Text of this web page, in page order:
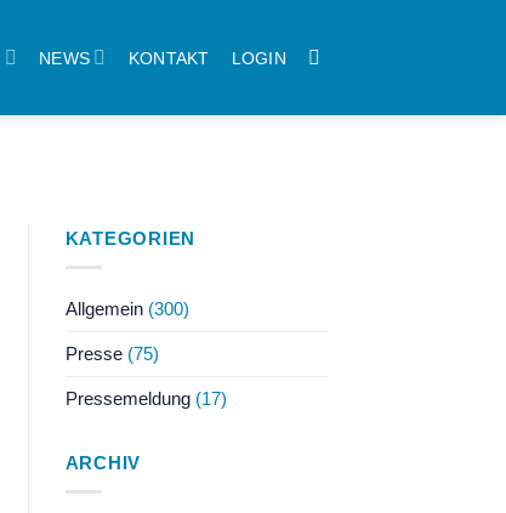
NEWS KONTAKT LOGIN
KATEGORIEN
Allgemein(300)
Presse(75)
Pressemeldung(17)
ARCHIV